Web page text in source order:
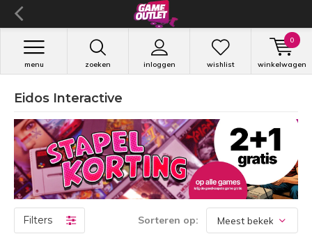
zoeken inloggen
menu wishlist winkelwagen
0
Eidos Interactive
Filters Sorteren op: